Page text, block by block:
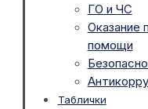
ГО и ЧС
Оказание
помощи
Таблички